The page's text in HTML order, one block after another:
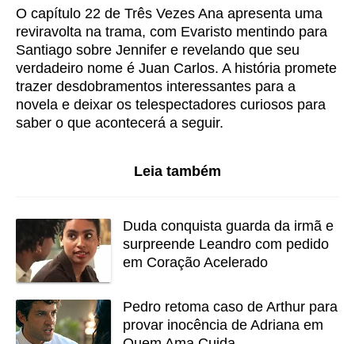
O capítulo 22 de Três Vezes Ana apresenta uma
reviravolta na trama, com Evaristo mentindo para
Santiago sobre Jennifer e revelando que seu
verdadeiro nome é Juan Carlos. A história promete
trazer desdobramentos interessantes para a
novela e deixar os telespectadores curiosos para
saber o que acontecerá a seguir.
Leia também
Duda conquista guarda da irmã e
surpreende Leandro com pedido
em Coração Acelerado
Pedro retoma caso de Arthur para
provar inocência de Adriana em